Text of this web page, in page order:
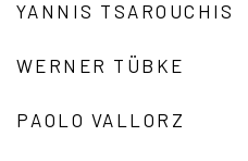
YANNIS TSAROUCHIS
WERNER TÜBKE
PAOLO VALLORZ